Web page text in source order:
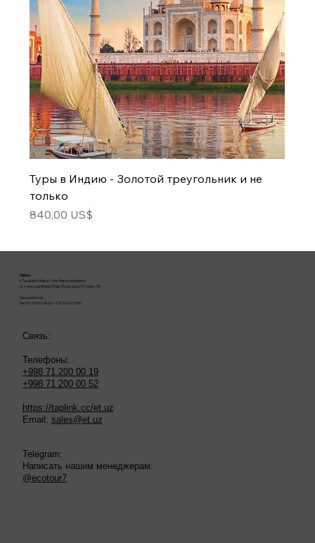
Туры в Индию - Золотой треугольник и не
только
Цена
840,00 US$
Адрес:
г. Ташкент, Мирзо-Улугбекский район,
Ц-1, массив Буюк Ипак Йули, дом 37, офис 30
Часы работы:
Пн-Пт 09:00-18:00 – Сб 10:00-15:00
Связь:
Телефоны:
+998 71 200 00 19
+998 71 200 00 52
https://taplink.cc/et.uz
Email: sales@et.uz
Telegram:
Написать нашим менеджерам:
@ecotour7